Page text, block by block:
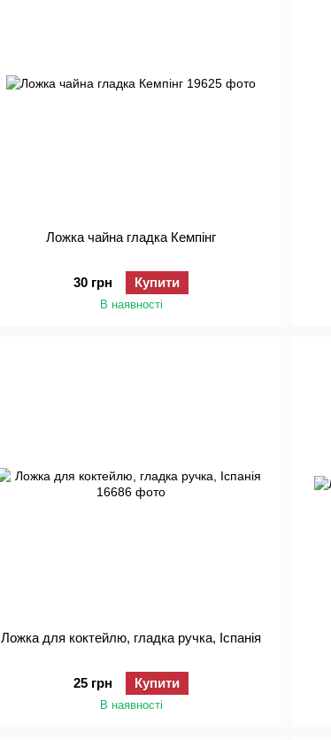
Ложка чайна гладка Кемпінг
30 грн Купити
В наявності
Ложка для коктейлю, гладка ручка, Іспанія
25 грн Купити
В наявності